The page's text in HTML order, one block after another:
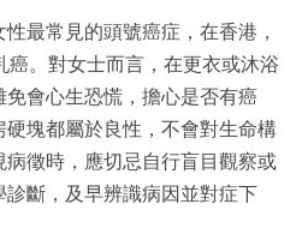
最常見的頭號癌症，在香港，
癌。對女士而言，在更衣或沐浴
會心生恐慌，擔心是否有癌
塊都屬於良性，不會對生命構
徵時，應切忌自行盲目觀察或
斷，及早辨識病因並對症下